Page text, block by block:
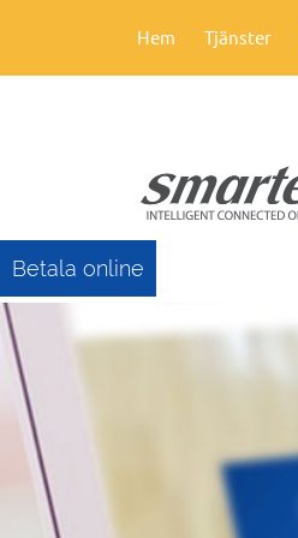
Betala online
Hem Tjänster